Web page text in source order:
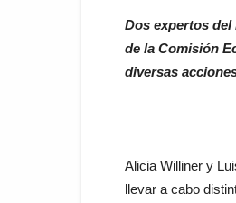
Dos expertos
de la Comisión
diversas
Alicia Williner y
llevar a cabo